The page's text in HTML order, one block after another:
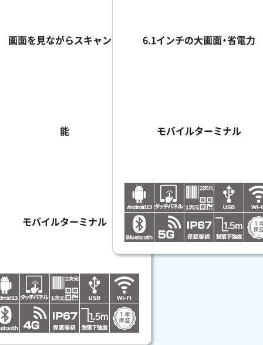
画面を見ながらスキャン可
能
モバイルターミナル
6.1インチの大画面・省電力
モバイルターミナル